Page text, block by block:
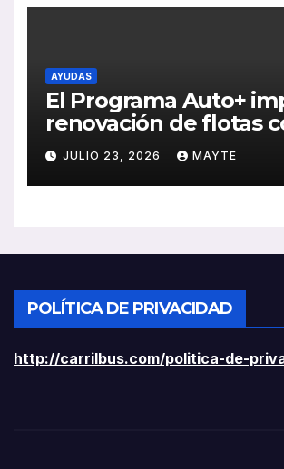
AYUDAS
El Programa Auto+
renovación de flotas
ayudas a vehículos
ligeros
JULIO 23, 2026 MAYTE
POLÍTICA DE PRIVACIDAD
http://carrilbus.com/politica-de-